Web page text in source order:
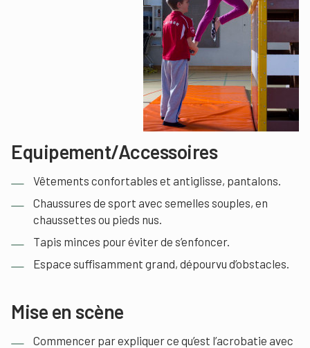
Equipement/Accessoires
Vêtements confortables et antiglisse, pantalons.
Chaussures de sport avec semelles souples, en
chaussettes ou pieds nus.
Tapis minces pour éviter de s’enfoncer.
Espace suffisamment grand, dépourvu d’obstacles.
Mise en scène
Commencer par expliquer ce qu’est l’acrobatie avec